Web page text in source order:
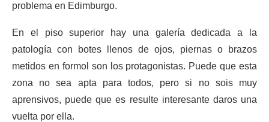
problema en Edimburgo.
En el piso superior hay una galería dedicada a la
patología con botes llenos de ojos, piernas o brazos
metidos en formol son los protagonistas. Puede que esta
zona no sea apta para todos, pero si no sois muy
aprensivos, puede que es resulte interesante daros una
vuelta por ella.